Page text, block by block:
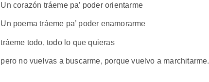
Un corazón tráeme pa’ poder orientarme
Un poema tráeme pa’ poder enamorarme
tráeme todo, todo lo que quieras
pero no vuelvas a buscarme, porque vuelvo a marchitarme.